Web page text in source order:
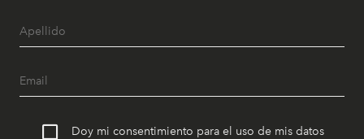
Doy mi consentimiento para el uso de mis datos